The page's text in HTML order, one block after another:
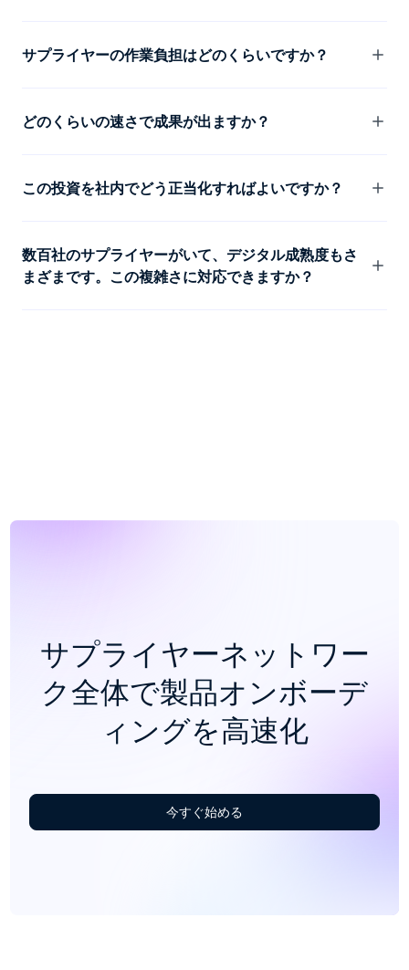
サプライヤーの作業負担はどのくらいですか？
Excel、API、独自ファイルなど、既存の形式のまま提出
ーは数日で稼働します。あるFortune 500の流通業者で
どのくらいの速さで成果が出ますか？
す。あるFortune 500の流通業者では、新しいSKUの公
この投資を社内でどう正当化すればよいですか？
業でのSKU検証には、製品ごとに2〜5時間かかりま
す。公開が遅れるたびに、カタログが生み出せていない
数百社のサプライヤーがいて、デジタル成熟度もさ
まざまです。この複雑さに対応できますか？
サプライヤーネットワー
ク全体で製品オンボーデ
ィングを高速化
今すぐ始める